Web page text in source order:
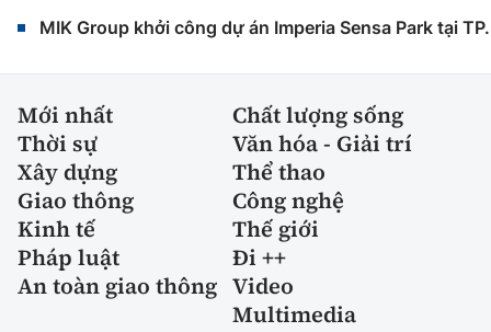
MIK Group khởi công dự án Imperia Sensa Park tại
Mới nhất
Chất lượng sống
Thời sự
Văn hóa - Giải trí
Xây dựng
Thể thao
Giao thông
Công nghệ
Kinh tế
Thế giới
Pháp luật
Đi ++
An toàn giao thông Video
Multimedia